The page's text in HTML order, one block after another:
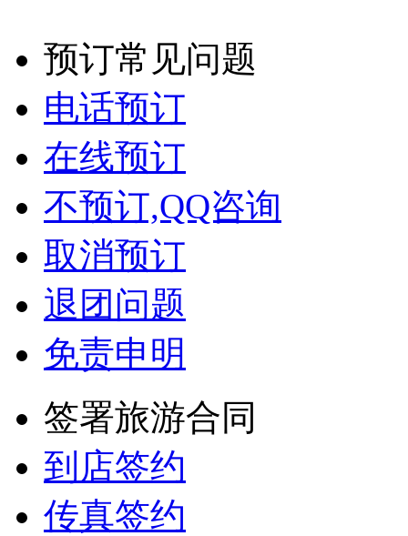
预订常见问题
电话预订
在线预订
不预订,QQ咨询
取消预订
退团问题
免责申明
签署旅游合同
到店签约
传真签约